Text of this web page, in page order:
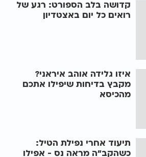
קדושה בלב הספורט: רגע של
רואים כל יום באצטדיון
איזו גלידה אוהב איראני?
מקבץ בדיחות שיפילו אתכם
מהכיסא
תיעוד אחרי נפילת הטיל:
כשהקב"ה מראה נס - אפילו